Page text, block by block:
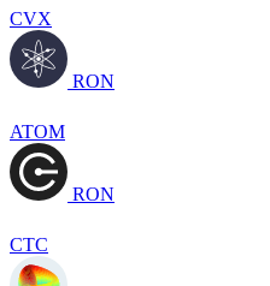
CVX
RON
ATOM
RON
CTC